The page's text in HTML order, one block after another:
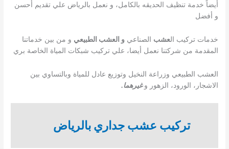
أيضاً خدمة تنظيف الحديقه بالكامل، و نعمل بالرياض علي تقديم أحسن
و أفضل
خدمات تركيب العشب الصناعيو العشب الطبيعي و من بين خدماتنا
المقدمة من شركتنا نعمل أيضا، علي تركيب شبكات المياة الخاصة بري
العشب الطبيعي وزراعة النخيل وتوزيع عادل للمياة وبالتساوي بين
الاشجار، الورود، الزهور وغيرهما.
تركيب عشب جداري بالرياض